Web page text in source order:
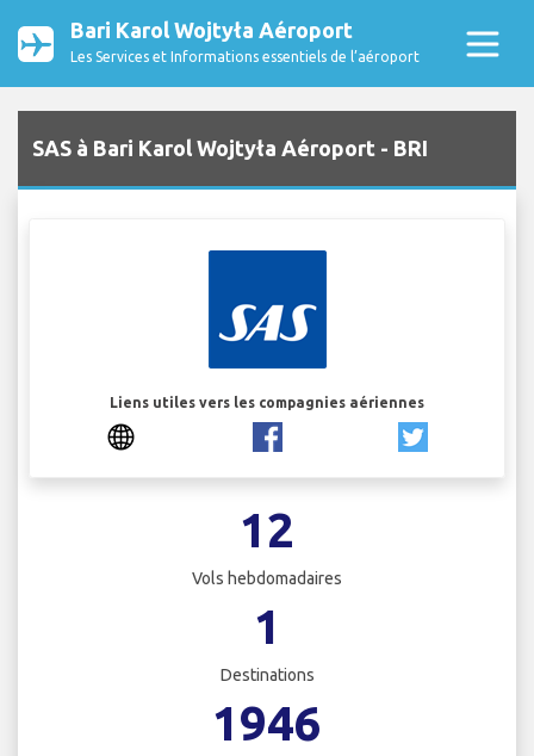
Bari Karol Wojtyła Aéroport
Les Services et Informations essentiels de l’aéroport
SAS à Bari Karol Wojtyła Aéroport - BRI
Liens utiles vers les compagnies aériennes
12
Vols hebdomadaires
1
Destinations
1946